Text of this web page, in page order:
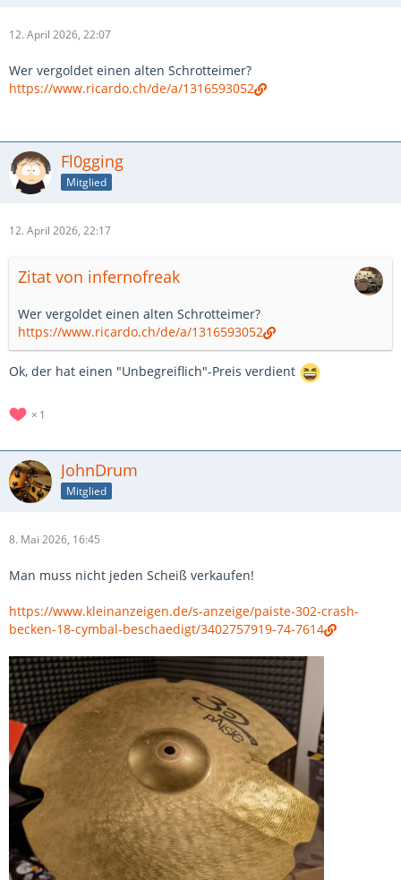
12. April 2026, 22:07
Wer vergoldet einen alten Schrotteimer?
https://www.ricardo.ch/de/a/1316593052
Fl0gging
Mitglied
12. April 2026, 22:17
Zitat von infernofreak
Wer vergoldet einen alten Schrotteimer?
https://www.ricardo.ch/de/a/1316593052
Ok, der hat einen "Unbegreiflich"-Preis verdient
1
JohnDrum
Mitglied
8. Mai 2026, 16:45
Man muss nicht jeden Scheiß verkaufen!
https://www.kleinanzeigen.de/s-anzeige/paiste-302-crash-
becken-18-cymbal-beschaedigt/3402757919-74-7614